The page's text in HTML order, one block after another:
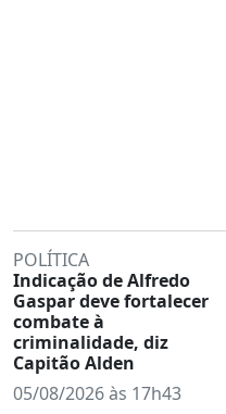
POLÍTICA
Indicação de Alfredo
Gaspar deve fortalecer
combate à
criminalidade, diz
Capitão Alden
05/08/2026 às 17h43